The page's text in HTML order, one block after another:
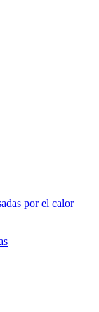
por el calor